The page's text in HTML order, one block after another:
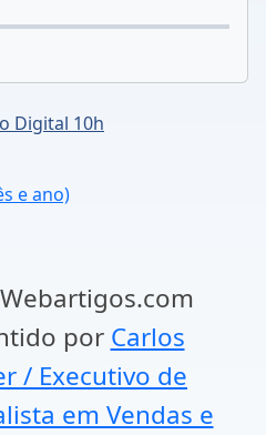
Digital 10h
e ano)
por Carlos
/ Executivo de
em Vendas e